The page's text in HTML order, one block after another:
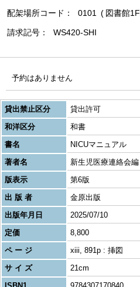
配架場所コード
0101 図書館
請求記号 WS420-SHI
予約はありません
貸出禁止区分
貸出許可
和洋区分
和書
書名
NICUマニュアル
著者名
新生児医療連絡会編
版表示
第6版
出 版 者
金原出版
出版年月日
2025/07/10
定価
8,800
ペ ー ジ
xiii, 891p : 挿図
サ イ ズ
21cm